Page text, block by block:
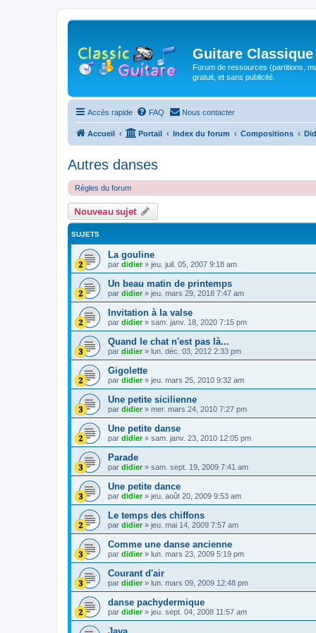
Guitare Classique
Forum de ressources (partitions,
gratuit, et sans publicité.
Accès rapide FAQ Nous contacter
Accueil Portail Index du forum Compositions
Autres danses
Règles du forum
Nouveau sujet
SUJETS
La gouline
par didier» jeu. juil. 05, 2007 9:18 am
Un beau matin de printemps
par didier» jeu. mars 29, 2018 7:47 am
Invitation à la valse
par didier» sam. janv. 18, 2020 7:15 pm
Quand le chat n'est pas là...
par didier» lun. déc. 03, 2012 2:33 pm
Gigolette
par didier» jeu. mars 25, 2010 9:32 am
Une petite sicilienne
par didier» mer. mars 24, 2010 7:27 pm
Une petite danse
par didier» sam. janv. 23, 2010 12:05 pm
Parade
par didier» sam. sept. 19, 2009 7:41 am
Une petite dance
par didier» jeu. août 20, 2009 9:53 am
Le temps des chiffons
par didier» jeu. mai 14, 2009 7:57 am
Comme une danse ancienne
par didier» lun. mars 23, 2009 5:19 pm
Courant d'air
par didier» lun. mars 09, 2009 12:48 pm
danse pachydermique
par didier» jeu. sept. 04, 2008 11:57 am